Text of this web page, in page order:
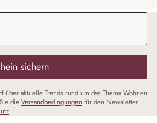
sichern
aktuelle Trends rund um das Thema Wohnen
dieVersandbedingungen für den Newsletter
.